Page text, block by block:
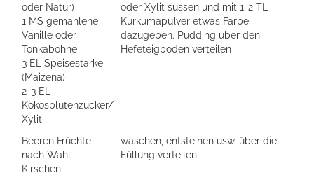
oder Natur)
1 MS gemahlene
Vanille oder
Tonkabohne
3 EL Speisestärke
(Maizena)
2-3 EL
Kokosblütenzucker/
Xylit
oder Xylit süssen und mit 1-2 TL
Kurkumapulver etwas Farbe
dazugeben. Pudding über den
Hefeteigboden verteilen
Beeren Früchte
nach Wahl
Kirschen
waschen, entsteinen usw. über die
Füllung verteilen